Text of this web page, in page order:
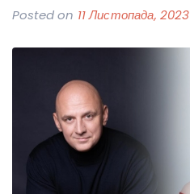
Posted on 11 Листопада, 2023